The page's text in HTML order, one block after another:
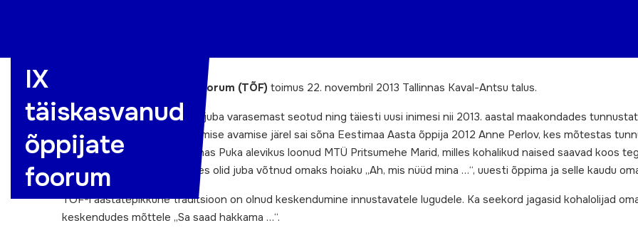
IX
täiskasvanud
õppijate
foorum
IX täiskasvanud õppijate foorum (TÕF) toimus 22. novembril 2013 Tallinnas Kaval-Antsu talus.
IX TÕF tõi kokku liikumisega juba varasemast seotud ning täiesti uusi inimesi nii 2013. aastal maakondades
toetajate hulgast. Kokkusaamise avamise järel sai sõna Eestimaa Aasta õppija 2012 Anne Perlov, kes mõtestas
eluks. Anne on oma kodukohas Puka alevikus loonud MTÜ Pritsumehe Marid, milles kohalikud naised saavad koos
julgustanud mitmeid naisi, kes olid juba võtnud omaks hoiaku „Ah, mis nüüd mina …“, uuesti õppima ja selle kaudu
TÕF-i aastatepikkune traditsioon on olnud keskendumine innustavatele lugudele. Ka seekord jagasid kohalolijad
keskendudes mõttele „Sa saad hakkama …“.